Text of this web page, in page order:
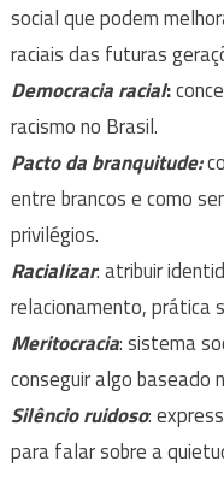
social que podem
raciais das futuras
Democracia racial:
racismo no Brasil.
Pacto da branquitude:
entre brancos e como
privilégios.
Racializar: atribuir
relacionamento, prática
Meritocracia: sistema
conseguir algo baseado
Silêncio ruidoso:
para falar sobre a